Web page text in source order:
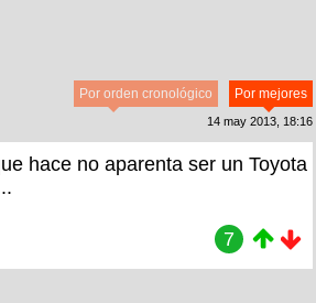
Por mejores
Por orden cronológico
14 may 2013, 18:16
hace no aparenta ser un Toyota
7